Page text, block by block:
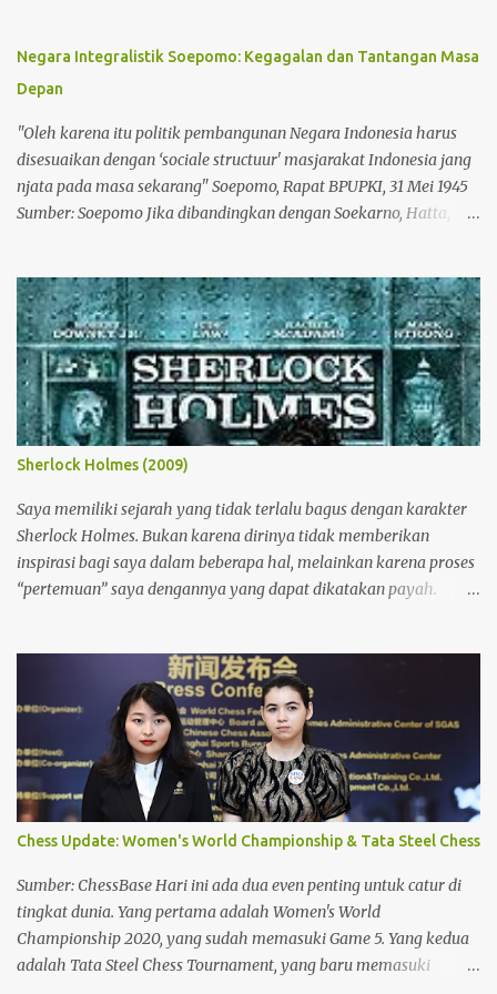
Negara Integralistik Soepomo: Kegagalan dan Tantangan Masa
Depan
"Oleh karena itu politik pembangunan Negara Indonesia harus
disesuaikan dengan ‘sociale structuur' masjarakat Indonesia jang
njata pada masa sekarang" Soepomo, Rapat BPUPKI, 31 Mei 1945
Sumber: Soepomo Jika dibandingkan dengan Soekarno, Hatta,
pemikiran Soepomo, membuatnya tenggelam di antara nama-
nama besar lain, dan tak disorot dalam kronik sejarah Indonesia.
Tetapi perlu diingat, Soepomo, yang sudah diberi gelar pahlawan,
adalah pencetus konsepsi "negara integralistik", yang serupa tapi
tak sama dengan bentuk negara kesatuan Indonesia saat ini.
Konsepsi yang juga sering disebut dengan "negara totaliter" ini,
dikemukakan Soepomo saat berpidato di depan rapat BPUPKI,
pada 31 Mei 1945. Dalam rapat yang membicarakan tentang
dasar-dasar Negara Indonesia Merdeka itu, Soepomo
mengutarakan tiga persoalan penting yang perlu d...
Sherlock Holmes (2009)
Saya memiliki sejarah yang tidak terlalu bagus dengan karakter
Sherlock Holmes. Bukan karena dirinya tidak memberikan
inspirasi bagi saya dalam beberapa hal, melainkan karena proses
“pertemuan” saya dengannya yang dapat dikatakan payah.
Jepang “Detektif Conan”. Sungguh, komik pernah mengisi hari-
hari saya di kala remaja dengan begitu parahnya, dan inilah
akibatnya. Proses terbentuknya identitas Conan Edogawa
(karakter utama dalam komik itu), menjadikan saya penasaran
terhadap Sir Arthur Conan Doyle beserta karakter fiksi
termashyurnya, Sherlock Holmes. Petualangan itupun dimulai.
Buku Sherlock Holmes yang pertama saya beli berjudul “Memoar
Sherlock Holmes”, terbitan Gramedia Pustaka Utama. Dari situlah
saya mulai kecanduan akan kemampuan Sherlock Holmes dalam
menganalisa sebuah masalah melalui fakta/detil yang terkadang
kita lewatkan karena dianggap terlalu sepele....
Chess Update: Women's World Championship & Tata Steel Chess
Sumber: ChessBase Hari ini ada dua even penting untuk catur di
tingkat dunia. Yang pertama adalah Women's World
Championship 2020, yang sudah memasuki Game 5. Yang kedua
adalah Tata Steel Chess Tournament, yang baru memasuki